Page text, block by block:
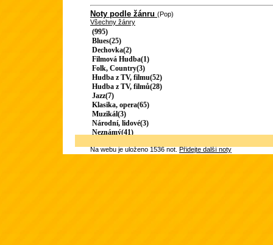
Noty podle žánru (Pop)
Všechny žánry
(995)
Blues(25)
Dechovka(2)
Filmová Hudba(1)
Folk, Country(3)
Hudba z TV, filmu(52)
Hudba z TV, filmů(28)
Jazz(7)
Klasika, opera(65)
Muzikál(3)
Národní, lidové(3)
Neznámý(41)
Na webu je uloženo 1536 not.Přidejte další noty